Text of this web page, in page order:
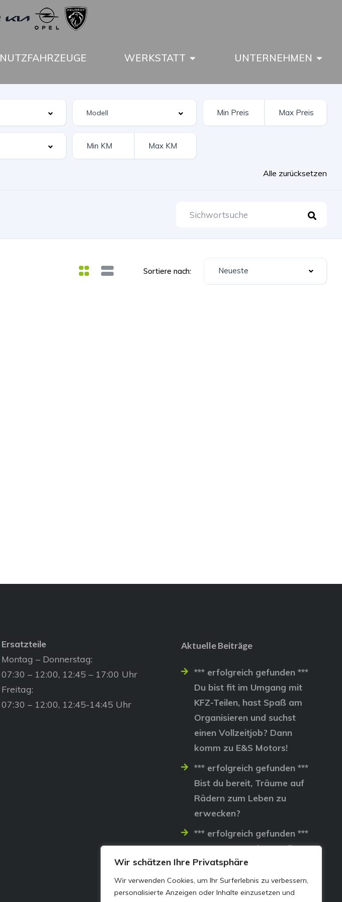
Wir schätzen Ihre Privatsphäre
Wir verwenden Cookies, um Ihr Surferlebnis zu verbessern,
personalisierte Anzeigen oder Inhalte einzusetzen und
NUTZFAHRZEUGE WERKSTATT UNTERNEHMEN
Alle zurücksetzen
Sortiere nach: Neueste
Ersatzteile
Montag – Donnerstag:
07:30 – 12:00, 12:45 – 17:00 Uhr
Freitag:
07:30 – 12:00, 12:45-14:45 Uhr
Aktuelle Beiträge
*** erfolgreich gefunden ***
Du bist fit im Umgang mit
KFZ-Teilen, hast Spaß am
Organisieren und suchst
einen Vollzeitjob? Dann
komm zu E&S Motors!
*** erfolgreich gefunden ***
Bist du bereit, Träume auf
Rädern zum Leben zu
erwecken?
*** erfolgreich gefunden ***
Lass uns gemeinsam die
Straßen erobern…